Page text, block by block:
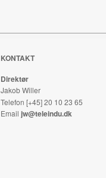
KONTAKT
Direktør
Jakob Willer
Telefon [+45] 20 10 23 65
Email jw@teleindu.dk